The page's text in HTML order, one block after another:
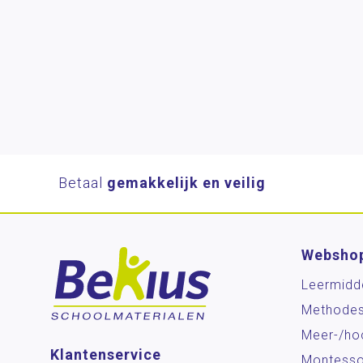
Betaal gemakkelijk en veilig
Klantenservice
Methodes
Meer-/